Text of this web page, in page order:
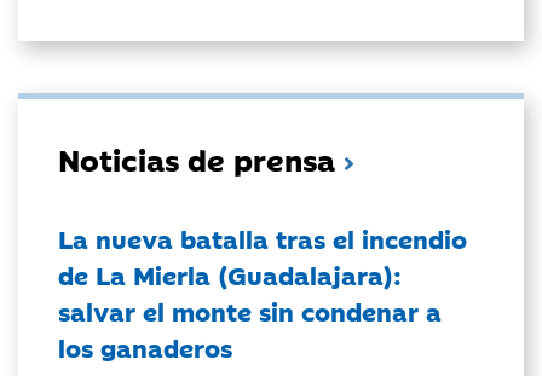
Noticias de prensa
La nueva batalla tras el incendio
de La Mierla (Guadalajara):
salvar el monte sin condenar a
los ganaderos